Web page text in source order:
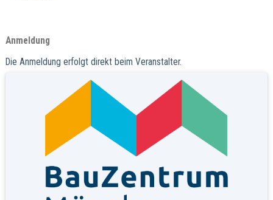
Anmeldung
Die Anmeldung erfolgt direkt beim Veranstalter.